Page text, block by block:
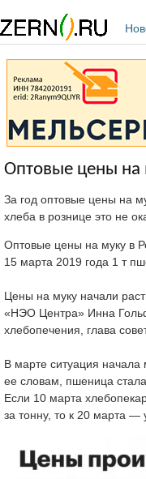
Оптовые цены на
За год оптовые цены на
хлеба в рознице это не
Оптовые цены на муку в
15 марта 2019 года 1 т
Цены на муку начали
«НЭО Центра» Инна
хлебопечения, глава
В марте ситуация начала
ее словам, пшеница
Если 10 марта
за тонну, то к 20 марта —